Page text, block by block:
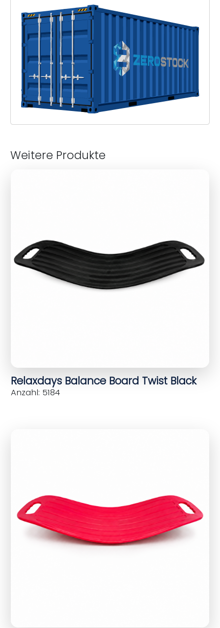
Weitere Produkte
Relaxdays Balance Board Twist Black
Anzahl: 5184